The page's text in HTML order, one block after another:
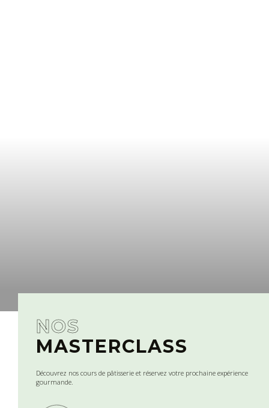
NOS
MASTERCLASS
Découvrez nos cours de pâtisserie et réservez votre prochaine expérience
gourmande.